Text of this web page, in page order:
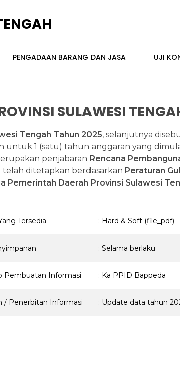
PENGADAAN BARANG DAN JASA UJI
SULAWESI
Tengah Tahun 2025, selanjutnya
1 (satu) tahun anggaran yang
penjabaran Rencana
ditetapkan berdasarkan Peraturan
Pemerintah Daerah Provinsi Sulawesi
Tersedia : Hard & Soft (file_pdf)
: Selama berlaku
Pembuatan Informasi : Ka PPID Bappeda
/ Penerbitan Informasi : Update data tahun